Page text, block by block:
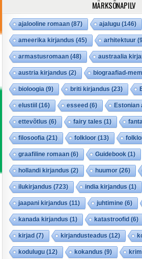
MÄRKSÕNAPILV
ajalooline romaan (87) ajalugu (146)
ameerika kirjandus (45) arhitektuur
armastusromaan (48) austraalia
austria kirjandus (2) biograafiad-
bioloogia (9) briti kirjandus (23)
elustiil (16) esseed (6) Estonian
ettevõtlus (6) fairy tales (1)
filosoofia (21) folkloor(13)
graafiline romaan (6) Guidebook (1)
hollandi kirjandus (2) huumor(26)
ilukirjandus (723) india kirjandus (1)
jaapani kirjandus (11) juhtimine (6)
kanada kirjandus (1) katastroofid (6)
kirjad (7) kirjandusteadus (12)
kodulugu (12) kokandus (9)